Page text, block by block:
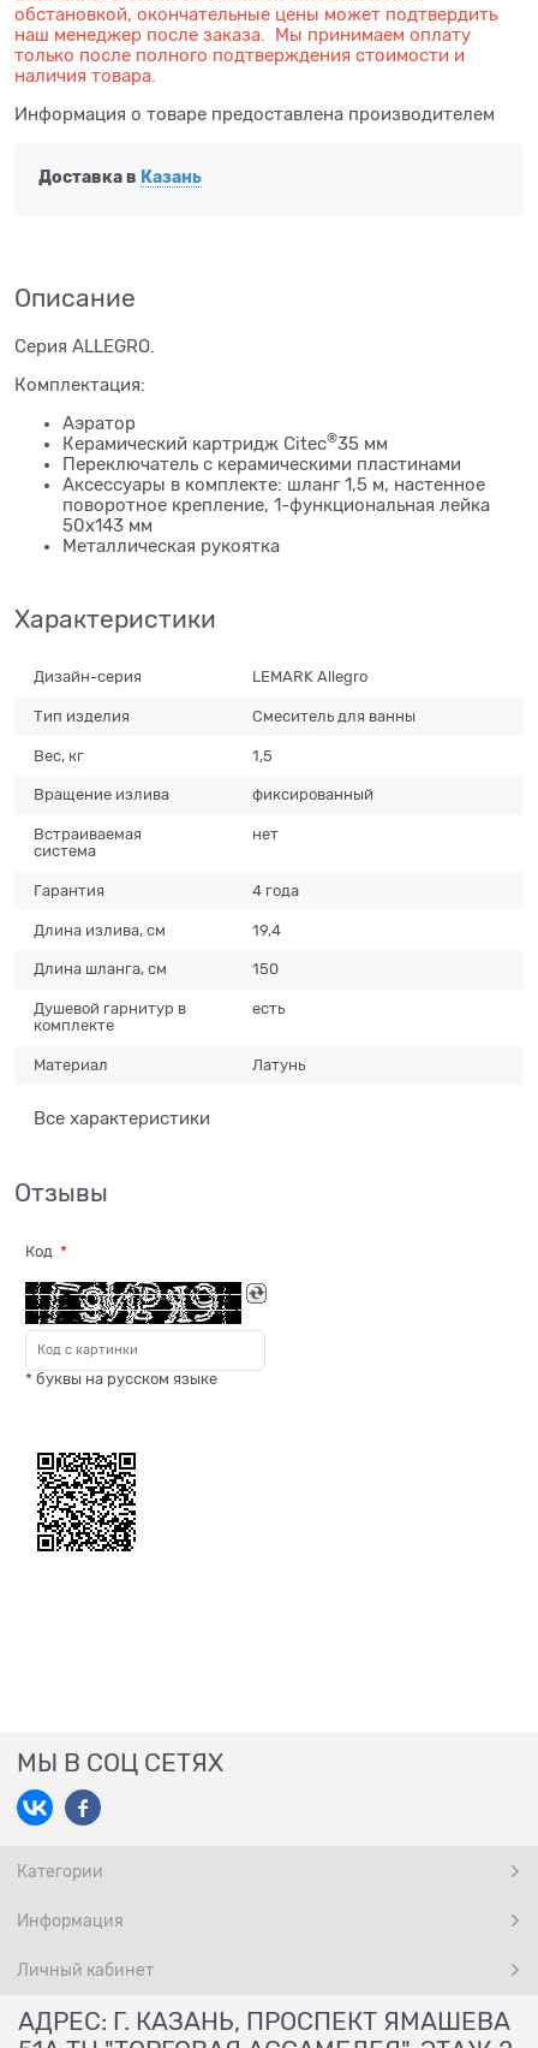
обстановкой, окончательные цены может подтвердить
наш менеджер после заказа. Мы принимаем оплату
только после полного подтверждения стоимости и
наличия товара.
Информация о товаре предоставлена производителем
Доставка в Казань
Описание
Серия ALLEGRO.
Комплектация:
Аэратор
Керамический картридж Citec®35 мм
Переключатель с керамическими пластинами
Аксессуары в комплекте: шланг 1,5 м, настенное
поворотное крепление, 1-функциональная лейка
50х143 мм
Металлическая рукоятка
Характеристики
Дизайн-серия LEMARK Allegro
Тип изделия Смеситель для ванны
Вес, кг 1,5
Вращение излива фиксированный
Встраиваемая
система
нет
Гарантия 4 года
Длина излива, см 19,4
Длина шланга, см 150
Душевой гарнитур в
комплекте
есть
Материал Латунь
Все характеристики
Отзывы
Код
* буквы на русском языке
МЫ В СОЦ СЕТЯХ
Категории
Информация
Личный кабинет
АДРЕС: Г. КАЗАНЬ, ПРОСПЕКТ ЯМАШЕВА